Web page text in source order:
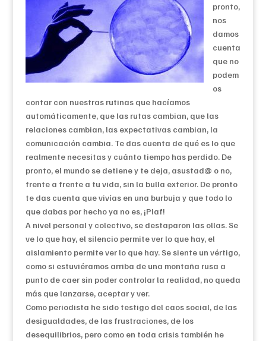
pronto,
nos
damos
cuenta
que no
podem
os
contar con nuestras rutinas que hacíamos
automáticamente, que las rutas cambian, que las
relaciones cambian, las expectativas cambian, la
comunicación cambia. Te das cuenta de qué es lo que
realmente necesitas y cuánto tiempo has perdido. De
pronto, el mundo se detiene y te deja, asustad@ o no,
frente a frente a tu vida, sin la bulla exterior. De pronto
te das cuenta que vivías en una burbuja y que todo lo
que dabas por hecho ya no es, ¡Plaf!
A nivel personal y colectivo, se destaparon las ollas. Se
ve lo que hay, el silencio permite ver lo que hay, el
aislamiento permite ver lo que hay. Se siente un vértigo,
como si estuviéramos arriba de una montaña rusa a
punto de caer sin poder controlar la realidad, no queda
más que lanzarse, aceptar y ver.
Como periodista he sido testigo del caos social, de las
desigualdades, de las frustraciones, de los
desequilibrios, pero como en toda crisis también he